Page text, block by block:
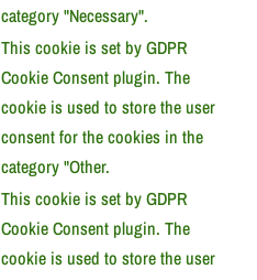
category "Necessary".
This cookie is set by GDPR
Cookie Consent plugin. The
cookie is used to store the user
consent for the cookies in the
category "Other.
This cookie is set by GDPR
Cookie Consent plugin. The
cookie is used to store the user